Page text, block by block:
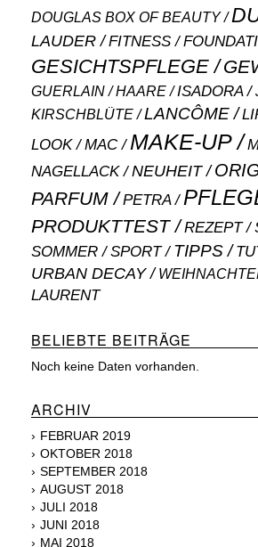
DOUGLAS BOX OF BEAUTY
LAUDER
FITNESS
GESICHTSPFLEGE
GUERLAIN HAARE ISADORA
KIRSCHBLÜTE LANCÔME
LOOK MAC MAKE-UP
NAGELLACK NEUHEIT
PARFUM PETRA
PRODUKTTEST REZEPT
SOMMER SPORT TIPPS
URBAN DECAY
LAURENT
BELIEBTE BEITRÄGE
Noch keine Daten vorhanden.
ARCHIV
FEBRUAR 2019
OKTOBER 2018
SEPTEMBER 2018
AUGUST 2018
JULI 2018
JUNI 2018
MAI 2018